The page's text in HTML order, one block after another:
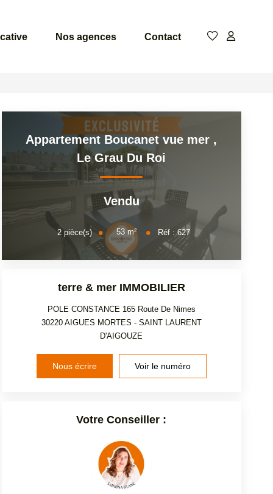
Nos agences Contact
Appartement Boucanet vue mer ,
Le Grau Du Roi
Vendu
2pièce(s) 53m² Réf :627
terre & mer IMMOBILIER
POLE CONSTANCE 165 Route De Nimes
30220 AIGUES MORTES - SAINT LAURENT
D'AIGOUZE
Nous écrire Voir le numéro
Votre Conseiller :